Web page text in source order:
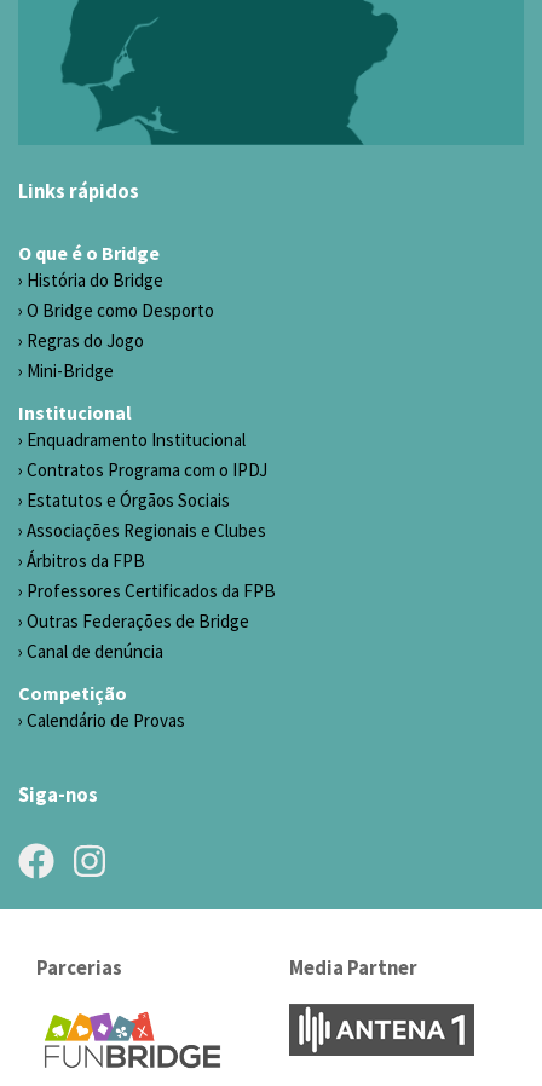
Links rápidos
O que é o Bridge
História do Bridge
O Bridge como Desporto
Regras do Jogo
Mini-Bridge
Institucional
Enquadramento Institucional
Contratos Programa com o IPDJ
Estatutos e Órgãos Sociais
Associações Regionais e Clubes
Árbitros da FPB
Professores Certificados da FPB
Outras Federações de Bridge
Canal de denúncia
Competição
Calendário de Provas
Siga-nos
Parcerias Media Partner